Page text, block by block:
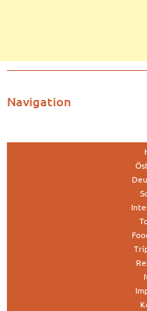
Navigation